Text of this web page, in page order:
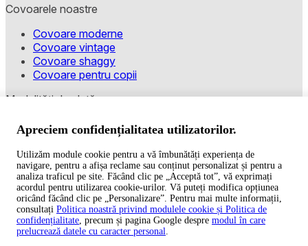
Covoarele noastre
Covoare moderne
Covoare vintage
Covoare shaggy
Covoare pentru copii
Modalități de plată
Copyright © 2026 TAPISO
Apreciem confidențialitatea utilizatorilor.
Utilizăm module cookie pentru a vă îmbunătăți experiența de
navigare, pentru a afișa reclame sau conținut personalizat și pentru a
analiza traficul pe site. Făcând clic pe „Acceptă tot”, vă exprimați
acordul pentru utilizarea cookie-urilor. Vă puteți modifica opțiunea
oricând făcând clic pe „Personalizare”. Pentru mai multe informații,
consultați Politica noastră privind modulele cookie și Politica de
confidențialitate, precum și pagina Google despre modul în care
prelucrează datele cu caracter personal.
Coș